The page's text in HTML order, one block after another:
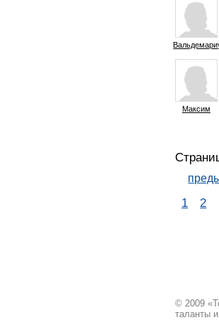
Максим
1 2
© 2009
таланты